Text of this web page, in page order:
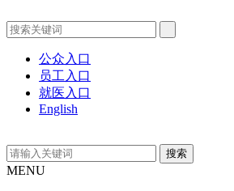
公众入口
员工入口
就医入口
English
MENU